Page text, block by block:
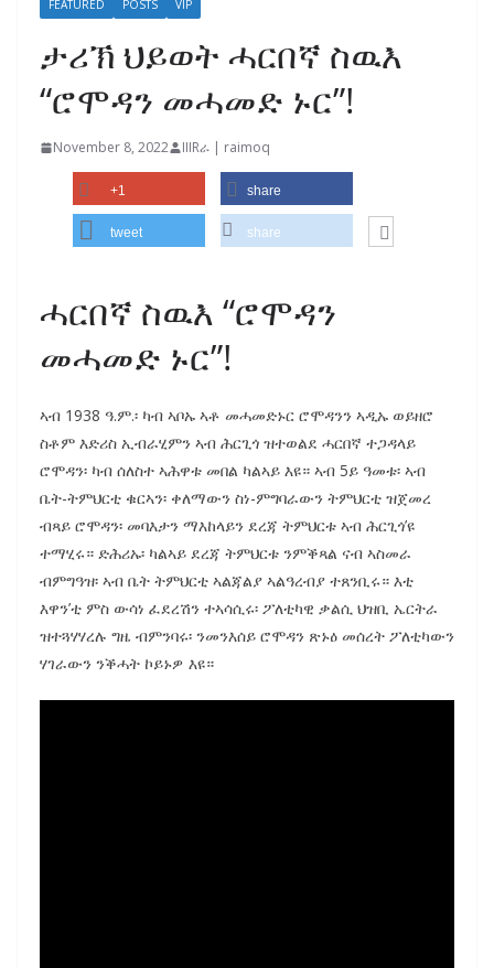
FEATURED POSTS VIP
ታሪኽ ህይወት ሓርበኛ ስዉእ
“ሮሞዳን መሓመድ ኑር”!
November 8, 2022 IIIRራ | raimoq
+1 share
tweet share
ሓርበኛ ስዉእ “ሮሞዳን
መሓመድ ኑር”!
ኣብ 1938 ዓ.ም.፡ ካብ ኣቦኡ ኣቶ መሓመድኑር ሮሞዳንን ኣዲኡ ወይዘሮ
ስቶም እድሪስ ኢብራሂምን ኣብ ሕርጊጎ ዝተወልደ ሓርበኛ ተጋዳላይ
ሮሞዳን፡ ካብ ሰለስተ ኣሕዋቱ መበል ካልኣይ እዩ። ኣብ 5ይ ዓመቱ፡ ኣብ
ቤት-ትምህርቲ ቁርኣን፡ ቀለማውን ስነ-ምግባራውን ትምህርቲ ዝጀመረ
ብጻይ ሮሞዳን፡ መባእታን ማእከላይን ደረጃ ትምህርቱ ኣብ ሕርጊጎ’ዩ
ተማሂሩ። ድሕሪኡ፡ ካልኣይ ደረጃ ትምህርቱ ንምቕጻል ናብ ኣስመራ
ብምግዓዝ፡ ኣብ ቤት ትምህርቲ ኣልጃልያ ኣልዓረብያ ተጸንቢሩ። እቲ
እዋን’ቲ ምስ ውሳነ ፈደረሽን ተኣሳሲሩ፡ ፖለቲካዊ ቃልሲ ህዝቢ ኤርትራ
ዝተጓሃሃረሉ ግዜ ብምንባሩ፡ ንመንእሰይ ሮሞዳን ጽኑዕ መሰረት ፖለቲካውን
ሃገራውን ንቕሓት ኮይኑዎ እዩ።